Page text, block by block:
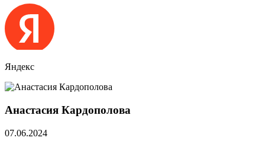
Яндекс
Анастасия Кардополова
07.06.2024